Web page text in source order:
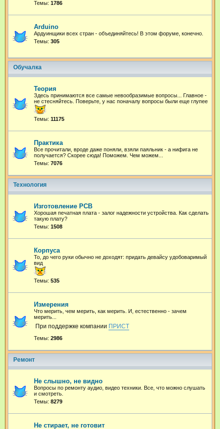
Темы: 1786
Arduino
Ардуинщики всех стран - объединяйтесь! В этом форуме, конечно.
Темы: 305
Обучалка
Теория
Здесь принимаются все самые невообразимые вопросы... Главное -
не стесняйтесь. Поверьте, у нас поначалу вопросы были еще глупее
Темы: 11175
Практика
Все прочитали, вроде даже поняли, взяли паяльник - а нифига не
получается? Скорее сюда! Поможем. Чем можем...
Темы: 7076
Технология
Изготовление PCB
Хорошая печатная плата - залог надежности устройства. Как сделать
такую плату?
Темы: 1508
Корпуса
То, до чего руки обычно не доходят: придать девайсу удобоваримый
вид
Темы: 535
Измерения
Что мерить, чем мерить, как мерить. И, естественно - зачем
мерить...
При поддержке компании ПРИСТ
Темы: 2986
Ремонт
Не слышно, не видно
Вопросы по ремонту аудио, видео техники. Все, что можно слушать
и смотреть.
Темы: 8279
Не стирает, не готовит